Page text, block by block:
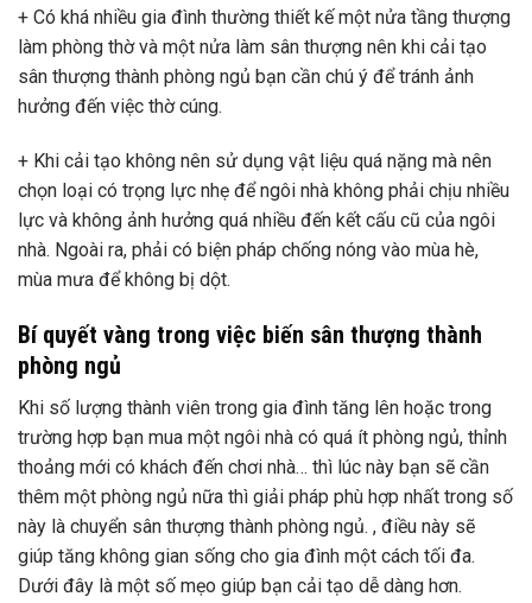
+ Có khá nhiều gia đình thường thiết kế một nửa tầng thượng
làm phòng thờ và một nửa làm sân thượng nên khi cải tạo
sân thượng thành phòng ngủ bạn cần chú ý để tránh ảnh
hưởng đến việc thờ cúng.
+ Khi cải tạo không nên sử dụng vật liệu quá nặng mà nên
chọn loại có trọng lực nhẹ để ngôi nhà không phải chịu nhiều
lực và không ảnh hưởng quá nhiều đến kết cấu cũ của ngôi
nhà. Ngoài ra, phải có biện pháp chống nóng vào mùa hè,
mùa mưa để không bị dột.
Bí quyết vàng trong việc biến sân thượng thành
phòng ngủ
Khi số lượng thành viên trong gia đình tăng lên hoặc trong
trường hợp bạn mua một ngôi nhà có quá ít phòng ngủ, thỉnh
thoảng mới có khách đến chơi nhà… thì lúc này bạn sẽ cần
thêm một phòng ngủ nữa thì giải pháp phù hợp nhất trong số
này là chuyển sân thượng thành phòng ngủ. , điều này sẽ
giúp tăng không gian sống cho gia đình một cách tối đa.
Dưới đây là một số mẹo giúp bạn cải tạo dễ dàng hơn.